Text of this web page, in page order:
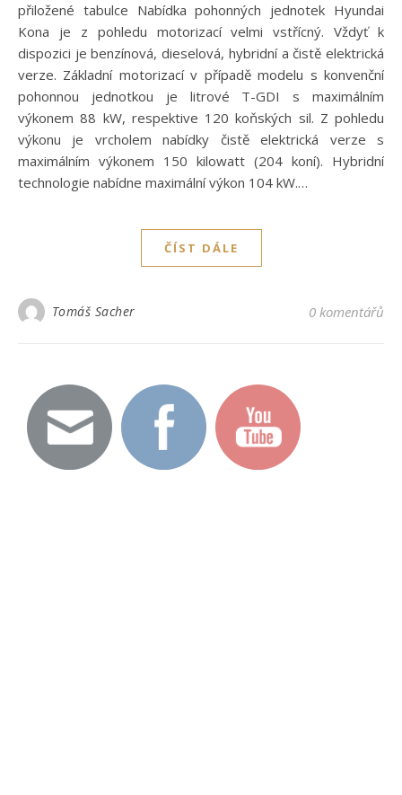
přiložené tabulce Nabídka pohonných jednotek Hyundai
Kona je z pohledu motorizací velmi vstřícný. Vždyť k
dispozici je benzínová, dieselová, hybridní a čistě elektrická
verze. Základní motorizací v případě modelu s konvenční
pohonnou jednotkou je litrové T-GDI s maximálním
výkonem 88 kW, respektive 120 koňských sil. Z pohledu
výkonu je vrcholem nabídky čistě elektrická verze s
maximálním výkonem 150 kilowatt (204 koní). Hybridní
technologie nabídne maximální výkon 104 kW.…
ČÍST DÁLE
Tomáš Sacher 0 komentářů